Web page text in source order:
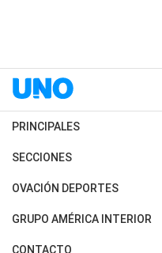
PRINCIPALES
Últimas Noticias
Política
SECCIONES
Horóscopo
Motores
OVACIÓN DEPORTES
Fútbol
Mundial
GRUPO AMÉRICA INTERIOR
Canal 7 en Vivo
CONTACTO